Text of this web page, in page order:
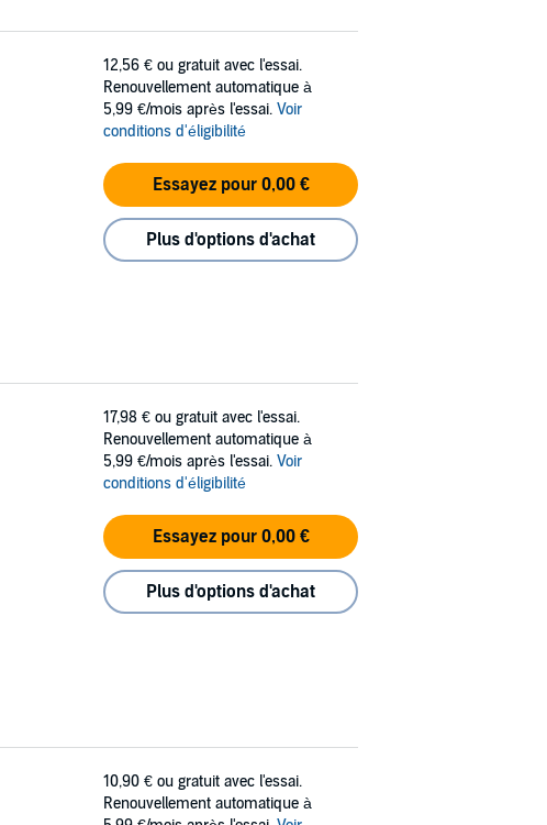
12,56 € ou gratuit avec l'essai.
Renouvellement automatique à
5,99 €/mois après l'essai. Voir
conditions d'éligibilité
Essayez pour 0,00 €
Plus d'options d'achat
17,98 € ou gratuit avec l'essai.
Renouvellement automatique à
5,99 €/mois après l'essai. Voir
conditions d'éligibilité
Essayez pour 0,00 €
Plus d'options d'achat
10,90 € ou gratuit avec l'essai.
Renouvellement automatique à